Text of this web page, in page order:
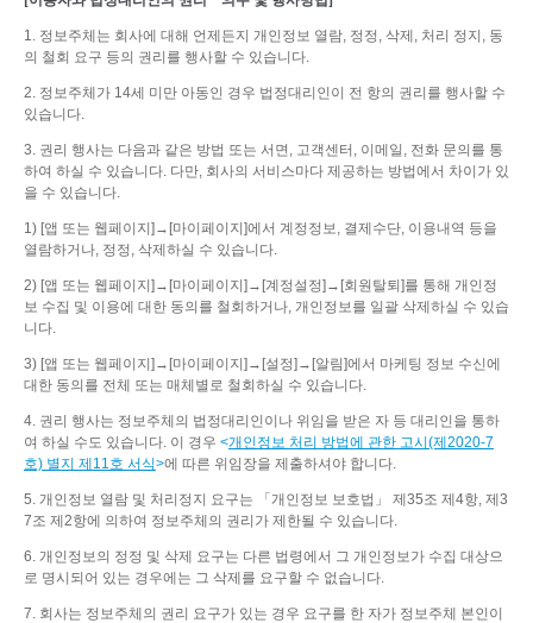
1. 정보주체는 회사에 대해 언제든지 개인정보 열람, 정정, 삭제, 처리 정지, 동
의 철회 요구 등의 권리를 행사할 수 있습니다.
2. 정보주체가 14세 미만 아동인 경우 법정대리인이 전 항의 권리를 행사할 수
있습니다.
3. 권리 행사는 다음과 같은 방법 또는 서면, 고객센터, 이메일, 전화 문의를 통
하여 하실 수 있습니다. 다만, 회사의 서비스마다 제공하는 방법에서 차이가 있
을 수 있습니다.
1) [앱 또는 웹페이지]→[마이페이지]에서 계정정보, 결제수단, 이용내역 등을
열람하거나, 정정, 삭제하실 수 있습니다.
2) [앱 또는 웹페이지]→[마이페이지]→[계정설정]→[회원탈퇴]를 통해 개인정
보 수집 및 이용에 대한 동의를 철회하거나, 개인정보를 일괄 삭제하실 수 있습
니다.
3) [앱 또는 웹페이지]→[마이페이지]→[설정]→[알림]에서 마케팅 정보 수신에
대한 동의를 전체 또는 매체별로 철회하실 수 있습니다.
4. 권리 행사는 정보주체의 법정대리인이나 위임을 받은 자 등 대리인을 통하
여 하실 수도 있습니다. 이 경우 <개인정보 처리 방법에 관한 고시(제2020-7
호) 별지 제11호 서식>에 따른 위임장을 제출하셔야 합니다.
5. 개인정보 열람 및 처리정지 요구는 「개인정보 보호법」 제35조 제4항, 제3
7조 제2항에 의하여 정보주체의 권리가 제한될 수 있습니다.
6. 개인정보의 정정 및 삭제 요구는 다른 법령에서 그 개인정보가 수집 대상으
로 명시되어 있는 경우에는 그 삭제를 요구할 수 없습니다.
7. 회사는 정보주체의 권리 요구가 있는 경우 요구를 한 자가 정보주체 본인이